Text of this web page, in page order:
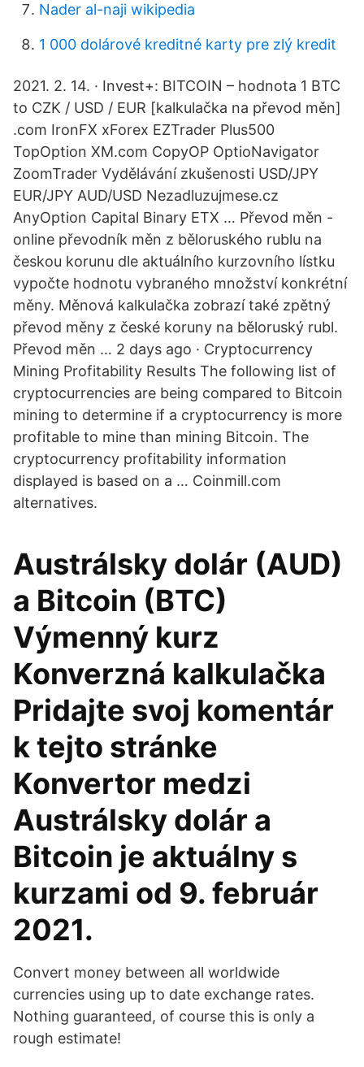
Nader al-naji wikipedia
1 000 dolárové kreditné karty pre zlý kredit
2021. 2. 14. · Invest+: BITCOIN – hodnota 1 BTC
to CZK / USD / EUR [kalkulačka na převod měn]
.com IronFX xForex EZTrader Plus500
TopOption XM.com CopyOP OptioNavigator
ZoomTrader Vydělávání zkušenosti USD/JPY
EUR/JPY AUD/USD Nezadluzujmese.cz
AnyOption Capital Binary ETX … Převod měn -
online převodník měn z běloruského rublu na
českou korunu dle aktuálního kurzovního lístku
vypočte hodnotu vybraného množství konkrétní
měny. Měnová kalkulačka zobrazí také zpětný
převod měny z české koruny na běloruský rubl.
Převod měn … 2 days ago · Cryptocurrency
Mining Profitability Results The following list of
cryptocurrencies are being compared to Bitcoin
mining to determine if a cryptocurrency is more
profitable to mine than mining Bitcoin. The
cryptocurrency profitability information
displayed is based on a … Coinmill.com
alternatives.
Austrálsky dolár (AUD)
a Bitcoin (BTC)
Výmenný kurz
Konverzná kalkulačka
Pridajte svoj komentár
k tejto stránke
Konvertor medzi
Austrálsky dolár a
Bitcoin je aktuálny s
kurzami od 9. február
2021.
Convert money between all worldwide
currencies using up to date exchange rates.
Nothing guaranteed, of course this is only a
rough estimate!